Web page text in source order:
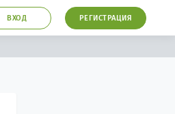
ВХОД РЕГИСТРАЦИЯ